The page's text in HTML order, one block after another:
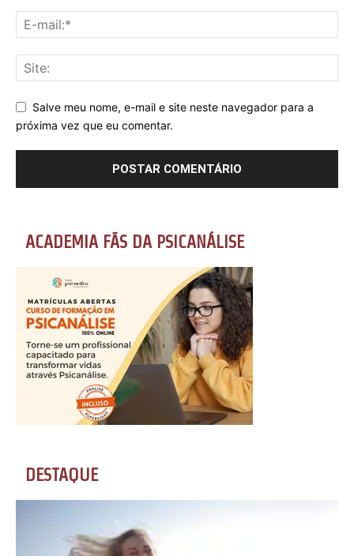
Salve meu nome, e-mail e site neste navegador para a
próxima vez que eu comentar.
ACADEMIA FÃS DA PSICANÁLISE
DESTAQUE